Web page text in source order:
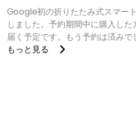
Google初の折りたたみ式スマー
しました。予約期間中に購入し
届く予定です。もう予約は済み
SamsungのGalaxy Flodシリーズ
もっと見る